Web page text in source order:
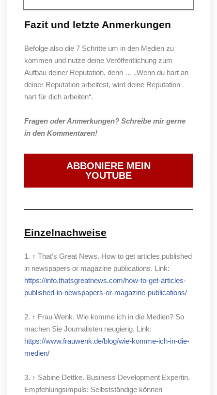
Fazit und letzte Anmerkungen
Befolge also die 7 Schritte um in den Medien zu
kommen und nutze deine Veröffentlichung zum
Aufbau deiner Reputation, denn … „Wenn du hart an
deiner Reputation arbeitest, wird deine Reputation
hart für dich arbeiten“.
Fragen oder Anmerkungen? Schreibe mir gerne
in den Kommentaren!
ABBONIERE MEIN
YOUTUBE
Einzelnachweise
1. ↑ That’s Great News. How to get articles published
in newspapers or magazine publications. Link:
https://info.thatsgreatnews.com/how-to-get-articles-
published-in-newspapers-or-magazine-publications/
2. ↑ Frau Wenk. Wie komme ich in die Medien? So
machen Sie Journalisten neugierig. Link:
https://www.frauwenk.de/blog/wie-komme-ich-in-die-
medien/
3. ↑ Sabine Dettke. Business Development Expertin.
Empfehlungsimpuls: Selbstständige können